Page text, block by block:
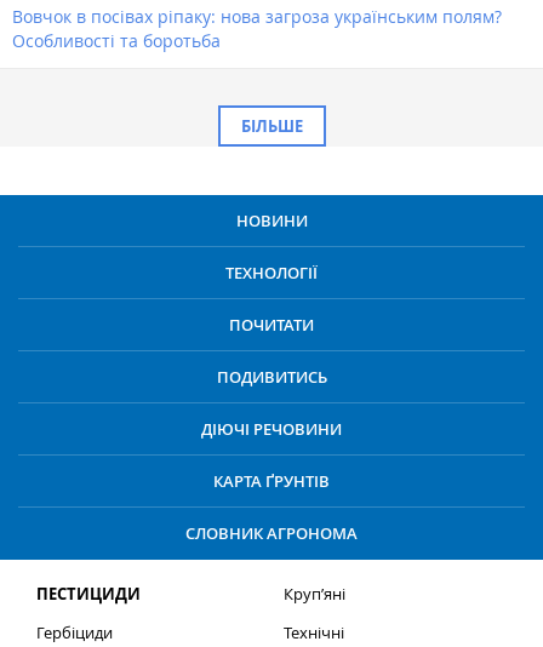
Вовчок в посівах ріпаку: нова загроза українським полям?
Особливості та боротьба
БІЛЬШЕ
НОВИНИ
ТЕХНОЛОГІЇ
ПОЧИТАТИ
ПОДИВИТИСЬ
ДІЮЧІ РЕЧОВИНИ
КАРТА ҐРУНТІВ
СЛОВНИК АГРОНОМА
ПЕСТИЦИДИ
Гербіциди
Круп’яні
Технічні